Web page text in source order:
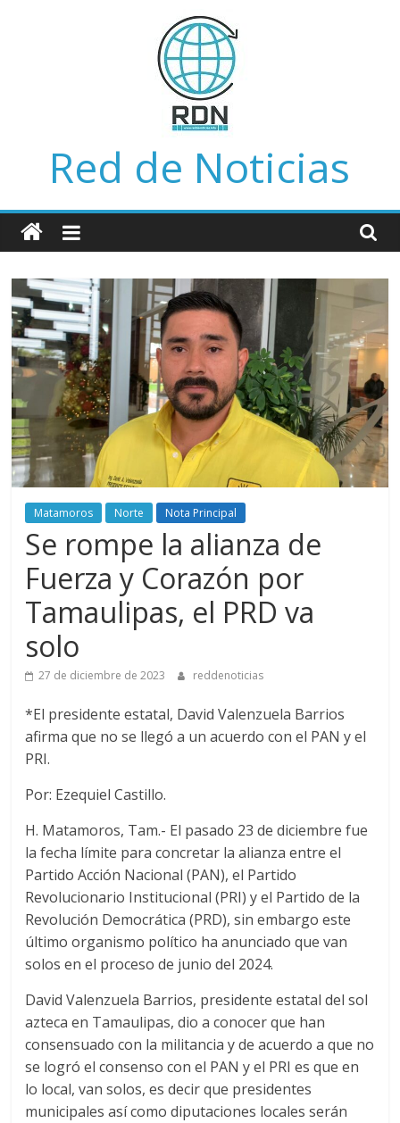
Red de Noticias
Matamoros Norte Nota Principal
Se rompe la alianza de
Fuerza y Corazón por
Tamaulipas, el PRD va
solo
27 de diciembre de 2023 reddenoticias
*El presidente estatal, David Valenzuela Barrios
afirma que no se llegó a un acuerdo con el PAN y el
PRI.
Por: Ezequiel Castillo.
H. Matamoros, Tam.- El pasado 23 de diciembre fue
la fecha límite para concretar la alianza entre el
Partido Acción Nacional (PAN), el Partido
Revolucionario Institucional (PRI) y el Partido de la
Revolución Democrática (PRD), sin embargo este
último organismo político ha anunciado que van
solos en el proceso de junio del 2024.
David Valenzuela Barrios, presidente estatal del sol
azteca en Tamaulipas, dio a conocer que han
consensuado con la militancia y de acuerdo a que no
se logró el consenso con el PAN y el PRI es que en
lo local, van solos, es decir que presidentes
municipales así como diputaciones locales serán